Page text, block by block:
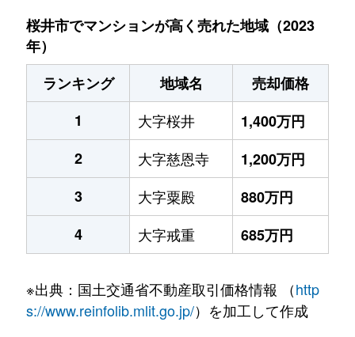
桜井市でマンションが高く売れた地域（2023
年）
ランキング
地域名
売却価格
1
大字桜井
1,400万円
2
大字慈恩寺
1,200万円
3
大字粟殿
880万円
4
大字戒重 685万円
※出典：国土交通省不動産取引価格情報 （http
s://www.reinfolib.mlit.go.jp/）を加工して作成